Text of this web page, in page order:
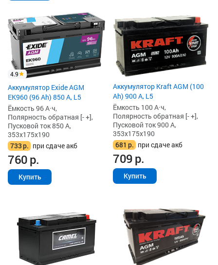
4.9
Аккумулятор Exide AGM
EK960 (96 Ah) 850 А, L5
Ёмкость 96 А·ч,
Полярность обратная [- +],
Пусковой ток 850 А,
353x175x190
733р. при сдаче акб
760р.
Купить
Аккумулятор Kraft AGM (100
Ah) 900 А, L5
Ёмкость 100 А·ч,
Полярность обратная [- +],
Пусковой ток 900 А,
353x175x190
681 р. при сдаче акб
709р.
Купить